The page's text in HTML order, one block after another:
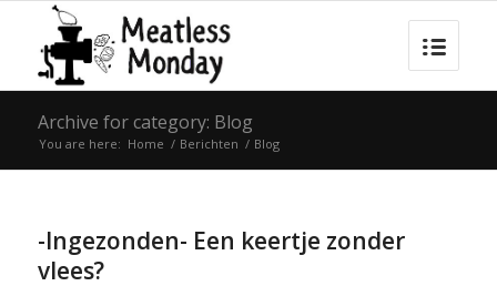
Archive for category: Blog
You are here: Home / Berichten / Blog
-Ingezonden- Een keertje zonder
vlees?